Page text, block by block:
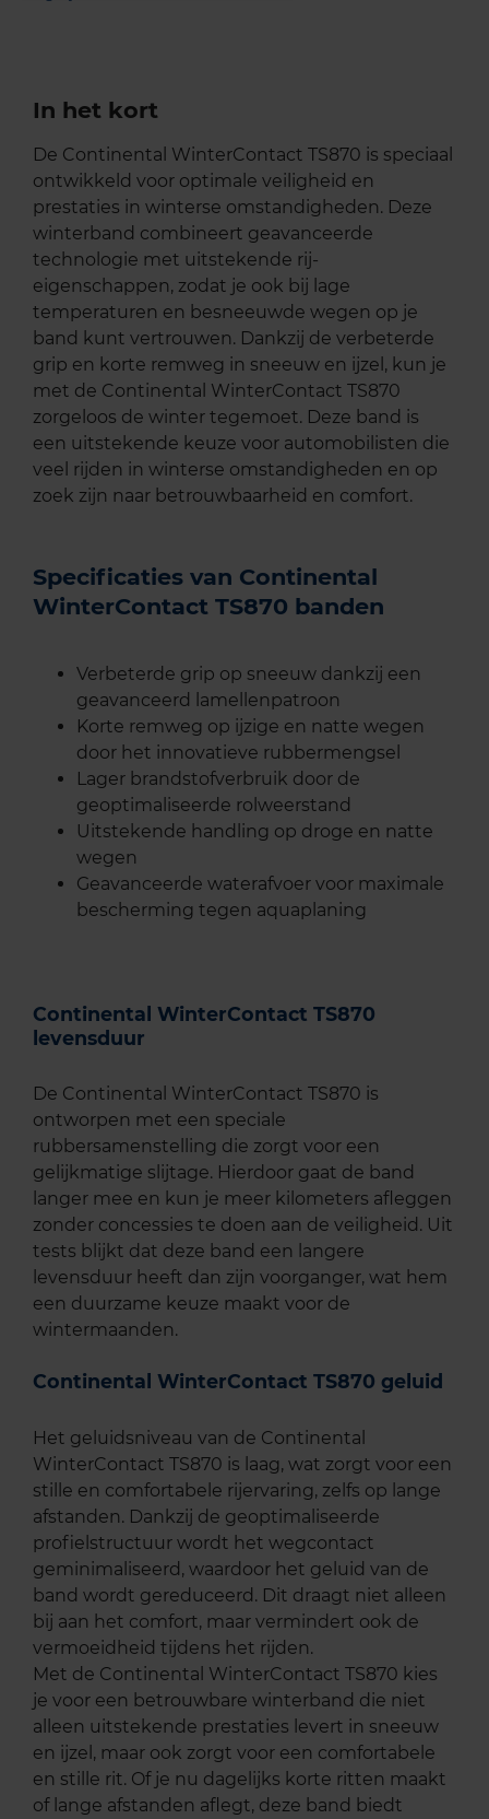
In het kort
De Continental WinterContact TS870 is speciaal
ontwikkeld voor optimale veiligheid en
prestaties in winterse omstandigheden. Deze
winterband combineert geavanceerde
technologie met uitstekende rij-
eigenschappen, zodat je ook bij lage
temperaturen en besneeuwde wegen op je
band kunt vertrouwen. Dankzij de verbeterde
grip en korte remweg in sneeuw en ijzel, kun je
met de Continental WinterContact TS870
zorgeloos de winter tegemoet. Deze band is
een uitstekende keuze voor automobilisten die
veel rijden in winterse omstandigheden en op
zoek zijn naar betrouwbaarheid en comfort.
Specificaties van Continental
WinterContact TS870 banden
Verbeterde grip op sneeuw dankzij een
geavanceerd lamellenpatroon
Korte remweg op ijzige en natte wegen
door het innovatieve rubbermengsel
Lager brandstofverbruik door de
geoptimaliseerde rolweerstand
Uitstekende handling op droge en natte
wegen
Geavanceerde waterafvoer voor maximale
bescherming tegen aquaplaning
Continental WinterContact TS870
levensduur
De Continental WinterContact TS870 is
ontworpen met een speciale
rubbersamenstelling die zorgt voor een
gelijkmatige slijtage. Hierdoor gaat de band
langer mee en kun je meer kilometers afleggen
zonder concessies te doen aan de veiligheid. Uit
tests blijkt dat deze band een langere
levensduur heeft dan zijn voorganger, wat hem
een duurzame keuze maakt voor de
wintermaanden.
Continental WinterContact TS870 geluid
Het geluidsniveau van de Continental
WinterContact TS870 is laag, wat zorgt voor een
stille en comfortabele rijervaring, zelfs op lange
afstanden. Dankzij de geoptimaliseerde
profielstructuur wordt het wegcontact
geminimaliseerd, waardoor het geluid van de
band wordt gereduceerd. Dit draagt niet alleen
bij aan het comfort, maar vermindert ook de
vermoeidheid tijdens het rijden.
Met de Continental WinterContact TS870 kies
je voor een betrouwbare winterband die niet
alleen uitstekende prestaties levert in sneeuw
en ijzel, maar ook zorgt voor een comfortabele
en stille rit. Of je nu dagelijks korte ritten maakt
of lange afstanden aflegt, deze band biedt